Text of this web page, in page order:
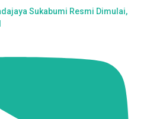
Sukabumi Resmi Dimulai,